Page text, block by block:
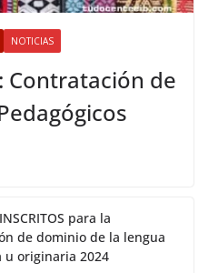
NOTICIAS
Contratación de
para la
de dominio de la lengua
u originaria 2024